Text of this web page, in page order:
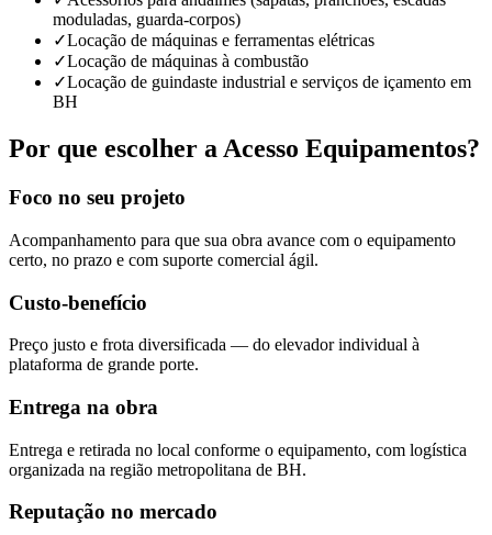
moduladas, guarda-corpos)
✓Locação de máquinas e ferramentas elétricas
✓Locação de máquinas à combustão
✓Locação de guindaste industrial e serviços de içamento em
BH
Por que escolher a Acesso Equipamentos?
Foco no seu projeto
Acompanhamento para que sua obra avance com o equipamento
certo, no prazo e com suporte comercial ágil.
Custo-benefício
Preço justo e frota diversificada — do elevador individual à
plataforma de grande porte.
Entrega na obra
Entrega e retirada no local conforme o equipamento, com logística
organizada na região metropolitana de BH.
Reputação no mercado